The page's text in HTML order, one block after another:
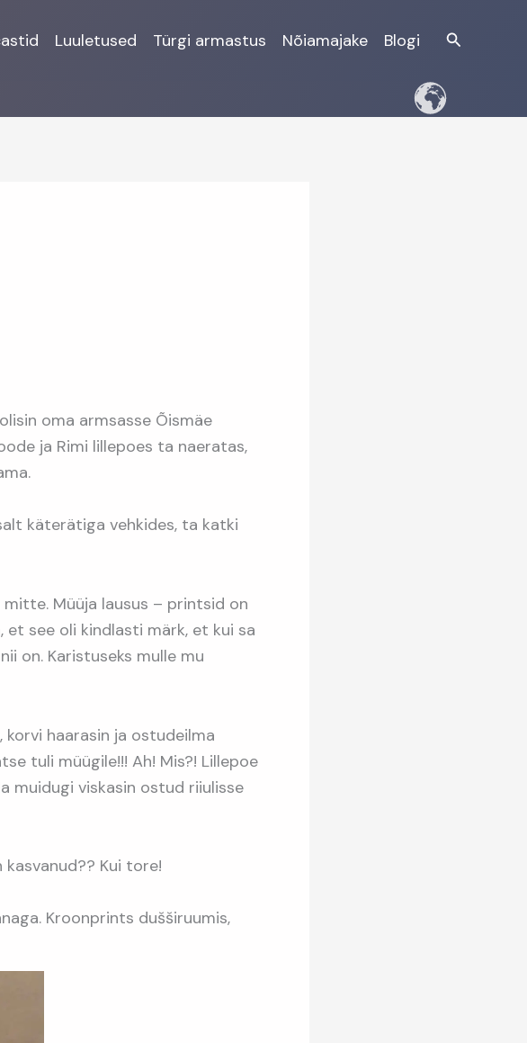
Luuletused Türgi armastus Nõiamajake Blogi Otsi
oma armsasse Õismäe
ja Rimi lillepoes ta naeratas,
käterätiga vehkides, ta katki
Müüja lausus – printsid on
et see oli kindlasti märk, et kui sa
on. Karistuseks mulle mu
korvi haarasin ja ostudeilma
tuli müügile!!! Ah! Mis?! Lillepoe
muidugi viskasin ostud riiulisse
Kui tore!
Kroonprints dušširuumis,